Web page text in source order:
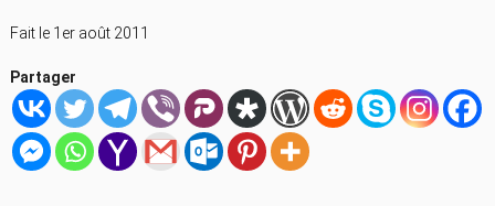
Fait le 1er août 2011
Partager